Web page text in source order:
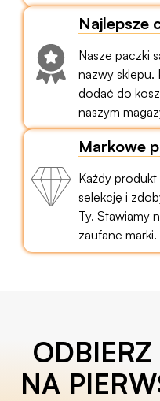
Najlepsze
Nasze paczki
nazwy sklepu.
dodać do
naszym
Markowe
Każdy produkt
selekcję i
Ty. Stawiamy
zaufane marki.
NA